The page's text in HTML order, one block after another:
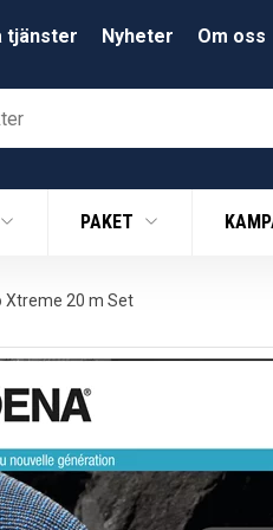
tjänster Nyheter
Om oss
PAKET
Xtreme 20 m Set